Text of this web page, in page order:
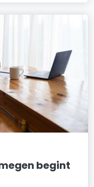
begint